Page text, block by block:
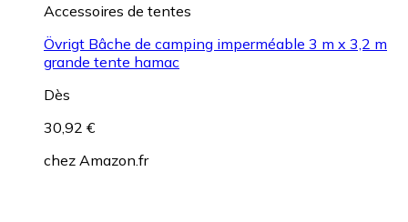
Accessoires de tentes
Övrigt Bâche de camping imperméable 3 m x 3,2 m
grande tente hamac
Dès
30,92 €
chez Amazon.fr